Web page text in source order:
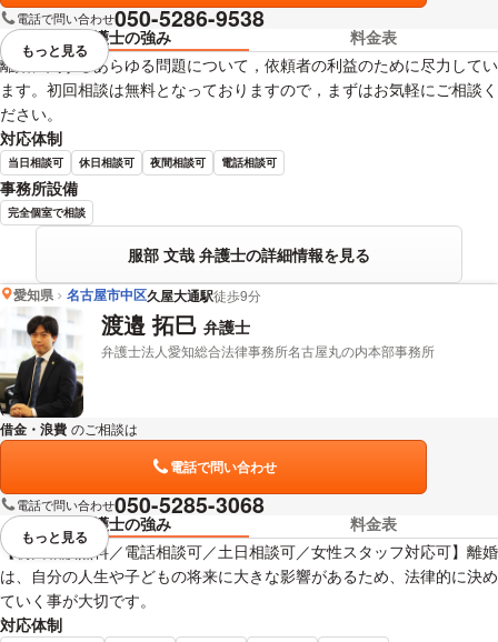
電話で問い合わせ050-5286-9538
弁護士の強み
料金表
離婚に関するあらゆる問題について，依頼者の利益のために尽力してい
ます。初回相談は無料となっておりますので，まずはお気軽にご相談く
ださい。
対応体制
当日相談可 休日相談可 夜間相談可 電話相談可
事務所設備
完全個室で相談
服部 文哉 弁護士の詳細情報を見る
視覚的に省略されている要素を
もっと見る
愛知県 名古屋市中区久屋大通駅徒歩9分
渡邉 拓巳 弁護士
弁護士法人愛知総合法律事務所名古屋丸の内本部事務所
借金・浪費 のご相談は
電話で問い合わせ
電話で問い合わせ050-5285-3068
弁護士の強み
料金表
【初回相談無料／電話相談可／土日相談可／女性スタッフ対応可】離婚
は、自分の人生や子どもの将来に大きな影響があるため、法律的に決め
ていく事が大切です。
対応体制
視覚的に省略されている要素を
もっと見る